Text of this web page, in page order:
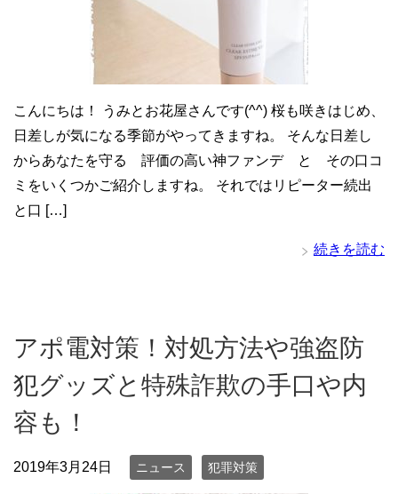
こんにちは！ うみとお花屋さんです(^^) 桜も咲きはじめ、
日差しが気になる季節がやってきますね。 そんな日差し
からあなたを守る 評価の高い神ファンデ と その口コ
ミをいくつかご紹介しますね。 それではリピーター続出
と口 […]
続きを読む
アポ電対策！対処方法や強盗防
犯グッズと特殊詐欺の手口や内
容も！
2019年3月24日 ニュース 犯罪対策